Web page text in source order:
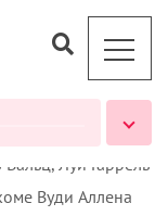
Луи Гаррель
Вуди Аллена